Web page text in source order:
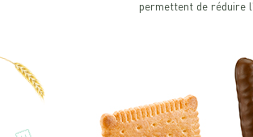
permettent de réduire